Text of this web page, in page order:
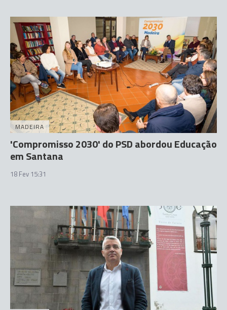
MADEIRA
'Compromisso 2030' do PSD abordou Educação
em Santana
18 Fev 15:31